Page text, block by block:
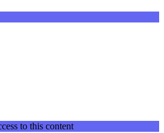
to this content